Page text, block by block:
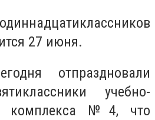
27 июня.
отпраздновали
учебно-
комплекса №4, что